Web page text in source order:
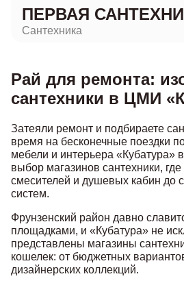
ПЕРВАЯ
Сантехника
Рай для ремонта:
сантехники в ЦМИ
Затеяли ремонт и подбираете
время на бесконечные поездки
мебели и интерьера «Кубатура»
выбор магазинов сантехники,
смесителей и душевых кабин до
систем.
Фрунзенский район давно
площадками, и «Кубатура» не
представлены магазины
кошелек: от бюджетных
дизайнерских коллекций.